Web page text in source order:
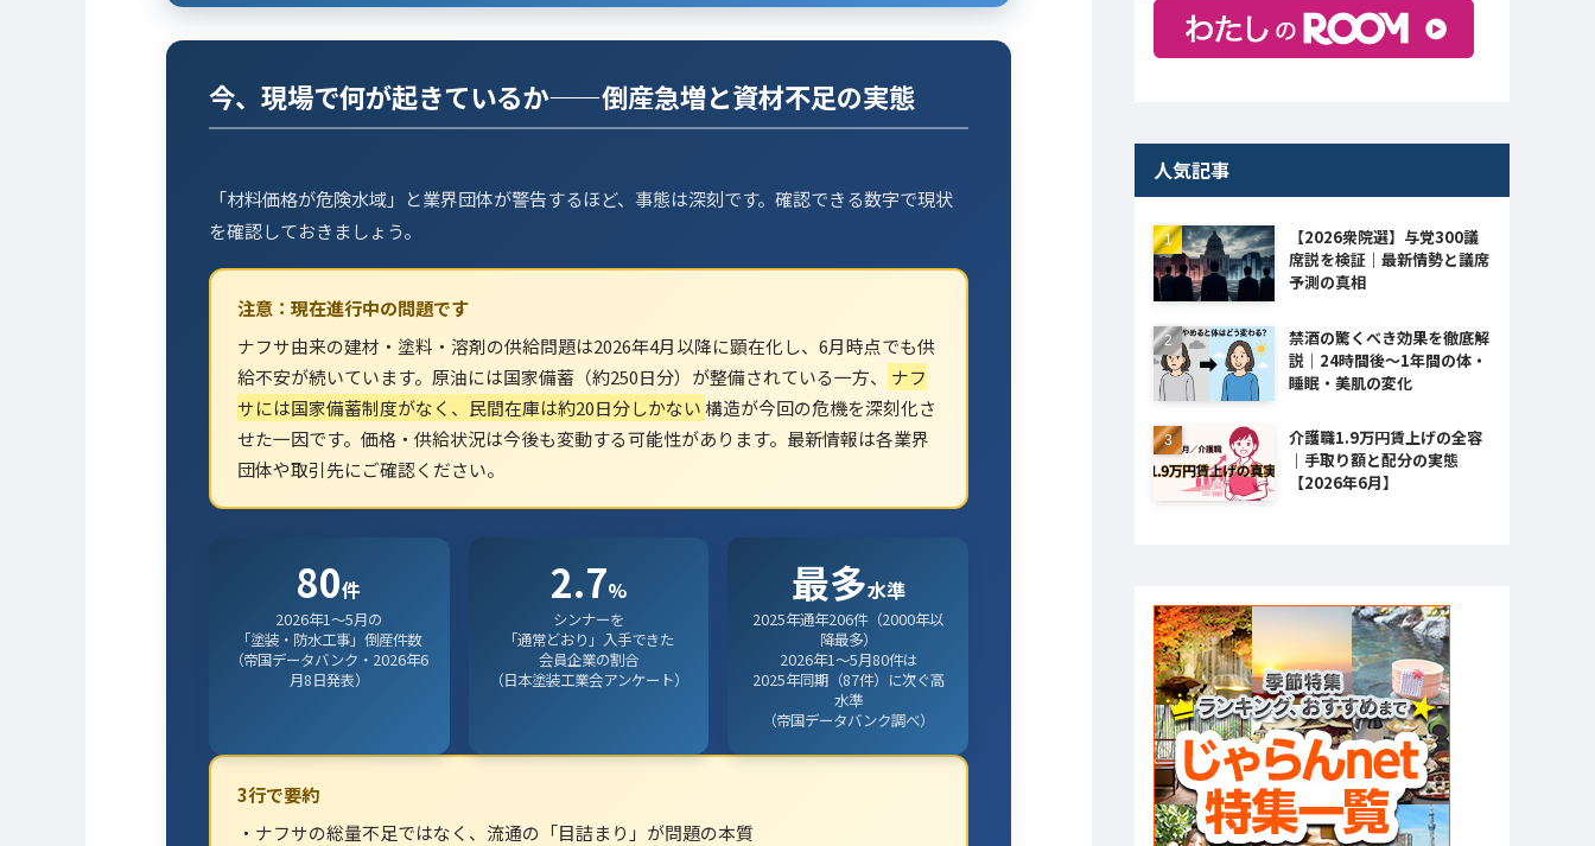
今、現場で何が起きているか——倒産急増と資材不足の実態
「材料価格が危険水域」と業界団体が警告するほど、事態は深刻です。確認できる数字で現状
を確認しておきましょう。
注意：現在進行中の問題です
ナフサ由来の建材・塗料・溶剤の供給問題は2026年4月以降に顕在化し、6月時点でも供
給不安が続いています。原油には国家備蓄（約250日分）が整備されている一方、
ナフ
サには国家備蓄制度がなく、民間在庫は約20日分しかない構造が今回の危機を深刻化さ
せた一因です。価格・供給状況は今後も変動する可能性があります。最新情報は各業界
団体や取引先にご確認ください。
80件
2026年1〜5月の
「塗装・防水工事」倒産件数
（帝国データバンク・2026年6
月8日発表）
2.7%
シンナーを
「通常どおり」入手できた
会員企業の割合
（日本塗装工業会アンケート）
最多水準
2025年通年206件（2000年以
降最多）
2026年1〜5月80件は
2025年同期（87件）に次ぐ高
水準
（帝国データバンク調べ）
3行で要約
・ナフサの総量不足ではなく、流通の「目詰まり」が問題の本質
人気記事
【2026衆院選】与党300議
席説を検証｜最新情勢と議席
予測の真相
禁酒の驚くべき効果を徹底解
説｜24時間後〜1年間の体・
睡眠・美肌の変化
介護職1.9万円賃上げの全容
｜手取り額と配分の実態
【2026年6月】